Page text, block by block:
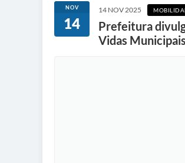
NOV
14
14 NOV 2025
Prefeitura
Vidas Municipais